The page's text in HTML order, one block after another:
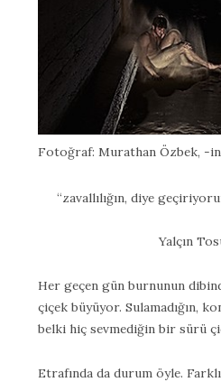
Fotoğraf: Murathan Özbek, -
“zavallılığın, diye
Yalçın
Her geçen gün burnunun
çiçek büyüyor. Sulamadığın,
belki hiç sevmediğin bir sürü
Etrafında da durum öyle.